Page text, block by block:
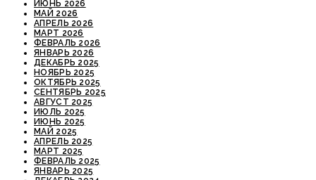
ИЮНЬ 2026
МАЙ 2026
АПРЕЛЬ 2026
МАРТ 2026
ФЕВРАЛЬ 2026
ЯНВАРЬ 2026
ДЕКАБРЬ 2025
НОЯБРЬ 2025
ОКТЯБРЬ 2025
СЕНТЯБРЬ 2025
АВГУСТ 2025
ИЮЛЬ 2025
ИЮНЬ 2025
МАЙ 2025
АПРЕЛЬ 2025
МАРТ 2025
ФЕВРАЛЬ 2025
ЯНВАРЬ 2025